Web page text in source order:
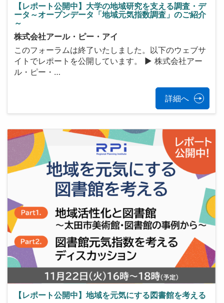
【レポート公開中】大学の地域研究を支える調査・デ
ータ～オープンデータ「地域元気指数調査」のご紹介
～
株式会社アール・ピー・アイ
​​​​​​このフォーラムは終了いたしました。以下のウェブサ
イトでレポートを公開しています。 ▶ 株式会社アー
ル・ピー・…
詳細へ
【レポート公開中】地域を元気にする図書館を考える